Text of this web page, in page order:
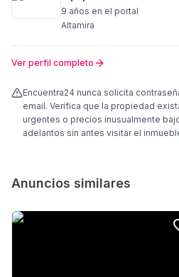
9 años en el portal
Altamira
Ver perfil completo
Encuentra24 nunca solicita
email. Verifica que la propiedad
urgentes o precios inusualmente
adelantos sin antes visitar el
Anuncios similares